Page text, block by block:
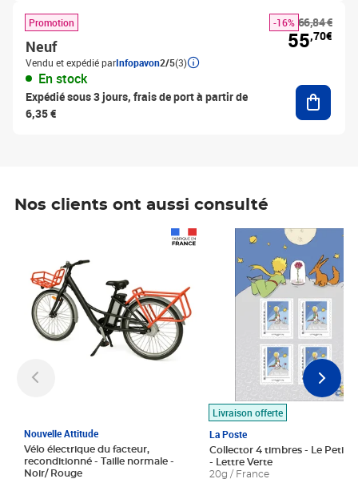
Promotion
Neuf
Vendu et expédié parInfopavon2/5(3)
En stock
Expédié sous 3 jours, frais de port à partir de
6,35 €
66,84 €
-16%
55,70€
Nos clients ont aussi consulté
Nouvelle Attitude
Vélo électrique du facteur,
reconditionné - Taille normale -
Noir/ Rouge
Livraison offerte
La Poste
Collector 4 timbres - Le Petit
- Lettre Verte
20g / France
Prix 7,50€